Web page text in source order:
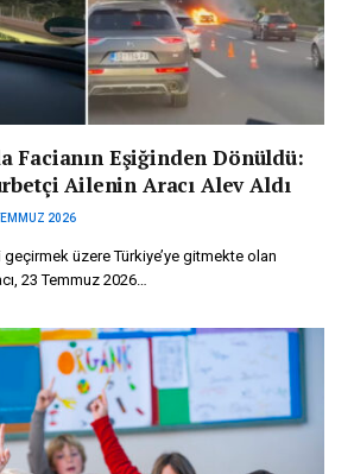
Facianın Eşiğinden Dönüldü:
Ailenin Aracı Alev Aldı
2026
üzere Türkiye’ye gitmekte olan
23 Temmuz 2026…